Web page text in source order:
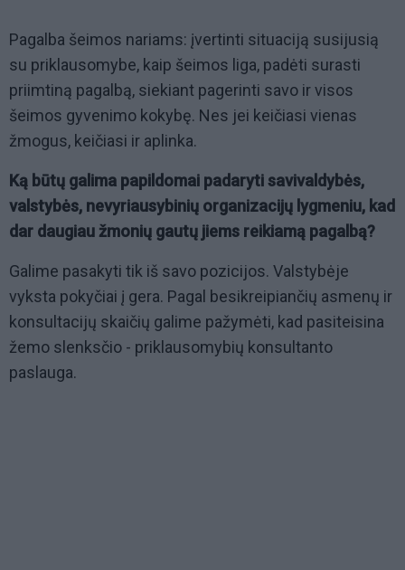
Pagalba šeimos nariams: įvertinti situaciją susijusią
su priklausomybe, kaip šeimos liga, padėti surasti
priimtiną pagalbą, siekiant pagerinti savo ir visos
šeimos gyvenimo kokybę. Nes jei keičiasi vienas
žmogus, keičiasi ir aplinka.
Ką būtų galima papildomai padaryti savivaldybės,
valstybės, nevyriausybinių organizacijų lygmeniu, kad
dar daugiau žmonių gautų jiems reikiamą pagalbą?
Galime pasakyti tik iš savo pozicijos. Valstybėje
vyksta pokyčiai į gera. Pagal besikreipiančių asmenų ir
konsultacijų skaičių galime pažymėti, kad pasiteisina
žemo slenksčio - priklausomybių konsultanto
paslauga.